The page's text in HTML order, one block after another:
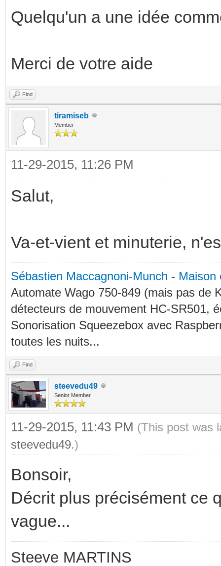
Quelqu'un a une idée
Merci de votre aide
Find
tiramiseb
Member
11-29-2015, 11:26 PM
Salut,
Va-et-vient et minuterie,
Sébastien Maccagnoni-Munch - Maison
Automate Wago 750-849 (mais pas de
détecteurs de mouvement HC-SR501,
Sonorisation Squeezebox avec
toutes les nuits...
Find
steevedu49
Senior Member
11-29-2015, 11:43 PM (This post was
steevedu49.)
Bonsoir,
Décrit plus précisément ce
vague...
Steeve MARTINS